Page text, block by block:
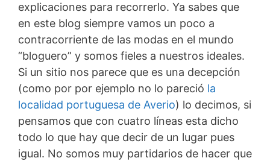
explicaciones para recorrerlo. Ya sabes que
en este blog siempre vamos un poco a
contracorriente de las modas en el mundo
“bloguero” y somos fieles a nuestros ideales.
Si un sitio nos parece que es una decepción
(como por por ejemplo no lo pareció la
localidad portuguesa de Averio) lo decimos, si
pensamos que con cuatro líneas esta dicho
todo lo que hay que decir de un lugar pues
igual. No somos muy partidarios de hacer que